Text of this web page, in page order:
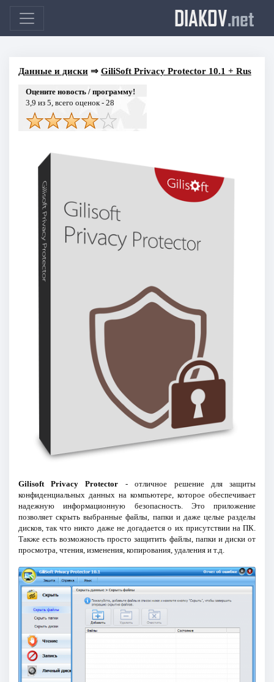
DIAKOV.net
Данные и диски⇒ GiliSoft Privacy Protector 10.1 + Rus
Оцените новость / программу!
3,9 из 5, всего оценок - 28
Gilisoft Privacy Protector - отличное решение для защиты
конфиденциальных данных на компьютере, которое обеспечивает
надежную информационную безопасность. Это приложение
позволяет скрыть выбранные файлы, папки и даже целые разделы
дисков, так что никто даже не догадается о их присутствии на ПК.
Также есть возможность просто защитить файлы, папки и диски от
просмотра, чтения, изменения, копирования, удаления и т.д.